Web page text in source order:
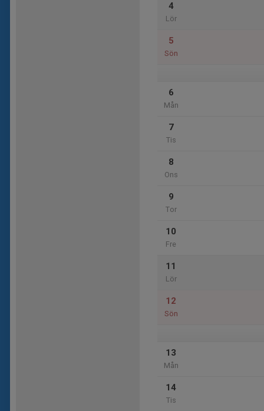
4
Lör
5
Sön
6
Mån
7
Tis
8
Ons
9
Tor
10
Fre
11
Lör
12
Sön
13
Mån
14
Tis